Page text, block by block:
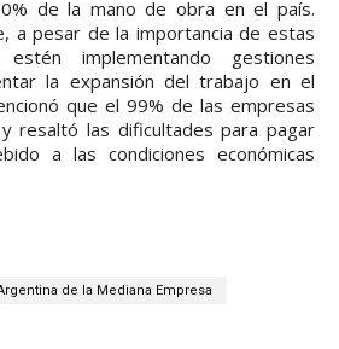
de la mano de obra en el país.
a pesar de la importancia de estas
implementando gestiones
la expansión del trabajo en el
que el 99% de las empresas
resaltó las dificultades para pagar
a las condiciones económicas
de la Mediana Empresa